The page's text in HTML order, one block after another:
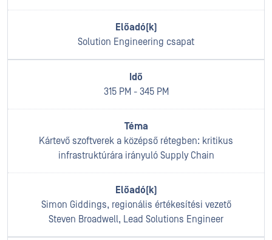
Solution Engineering csapat
315 PM - 345 PM
Kártevő szoftverek a középső rétegben: kritikus
infrastruktúrára irányuló Supply Chain
Simon Giddings, regionális értékesítési vezető
Steven Broadwell, Lead Solutions Engineer